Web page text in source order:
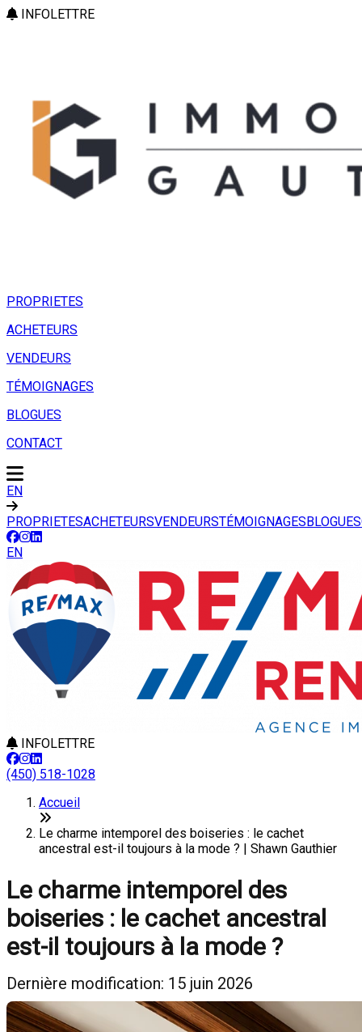
INFOLETTRE
PROPRIETES
ACHETEURS
VENDEURS
TÉMOIGNAGES
BLOGUES
CONTACT
EN
PROPRIETESACHETEURSVENDEURSTÉMOIGNAGESBLOGUES
EN
INFOLETTRE
(450) 518-1028
Accueil
Le charme intemporel des boiseries : le cachet
ancestral est-il toujours à la mode ? | Shawn Gauthier
Le charme intemporel des
boiseries : le cachet ancestral
est-il toujours à la mode ?
Dernière modification: 15 juin 2026